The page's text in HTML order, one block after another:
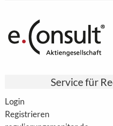
Service für
Login
Registrieren